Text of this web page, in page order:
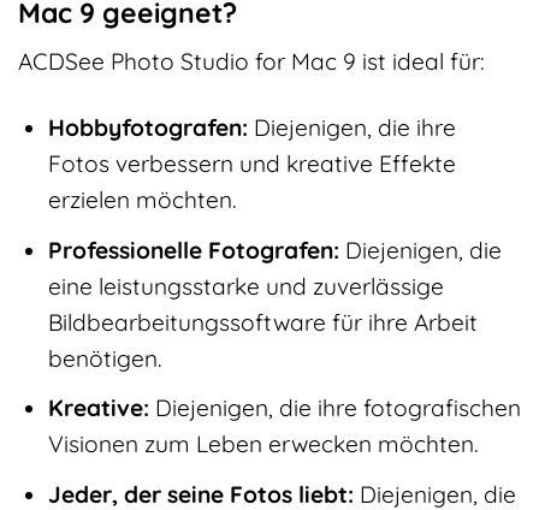
Mac 9 geeignet?
ACDSee Photo Studio for Mac 9 ist ideal für:
Hobbyfotografen: Diejenigen, die ihre
Fotos verbessern und kreative Effekte
erzielen möchten.
Professionelle Fotografen: Diejenigen, die
eine leistungsstarke und zuverlässige
Bildbearbeitungssoftware für ihre Arbeit
benötigen.
Kreative: Diejenigen, die ihre fotografischen
Visionen zum Leben erwecken möchten.
Jeder, der seine Fotos liebt: Diejenigen, die